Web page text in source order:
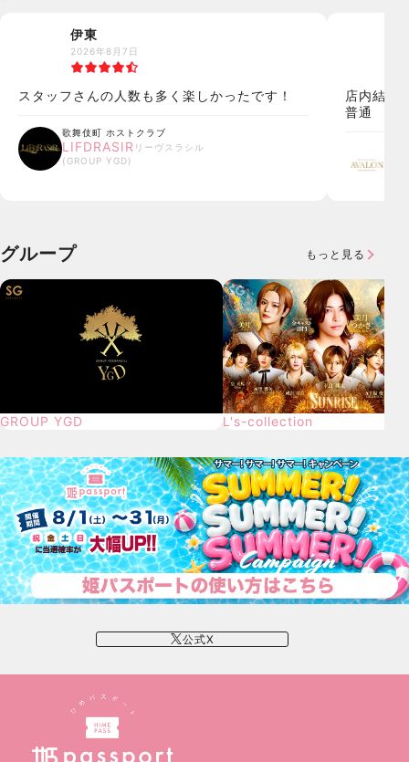
伊東
2026年8月7日
スタッフさんの人数も多く楽しかったです！
歌舞伎町 ホストクラブ
LIFDRASIR リーヴスラシル
(GROUP YGD)
店内結構
普通
グループ もっと見る
GROUP YGD L's-collection
公式X